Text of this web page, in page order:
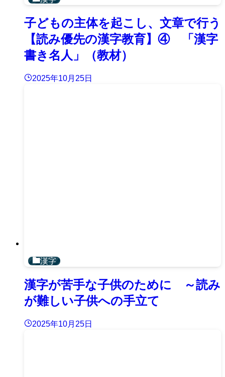
子どもの主体を起こし、文章で行う
【読み優先の漢字教育】④ 「漢字
書き名人」（教材）
2025年10月25日
漢字
漢字が苦手な子供のために ～読み
が難しい子供への手立て
2025年10月25日